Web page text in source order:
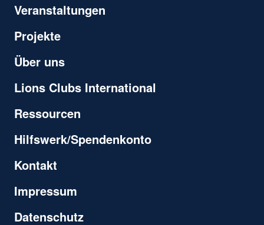
Veranstaltungen
Projekte
Über uns
Lions Clubs International
Ressourcen
Hilfswerk/Spendenkonto
Kontakt
Impressum
Datenschutz